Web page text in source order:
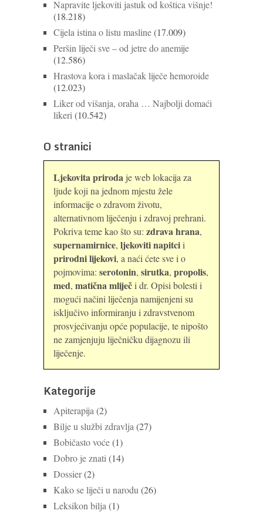
Napravite ljekoviti jastuk od koštica višnje!
(18.218)
Cijela istina o listu masline(17.009)
Peršin liječi sve – od jetre do anemije
(12.586)
Hrastova kora i maslačak liječe hemoroide
(12.023)
Liker od višanja, oraha … Najbolji domaći
likeri (10.542)
O stranici
Ljekovita priroda je web lokacija za
ljude koji na jednom mjestu žele
informacije o zdravom životu,
alternativnom liječenju i zdravoj prehrani.
Pokriva teme kao što su: zdrava hrana,
supernamirnice, ljekoviti napitcii
prirodni lijekovi, a naći ćete sve i o
pojmovima: serotonin, sirutka, propolis,
med, matična mliječi dr. Opisi bolesti i
mogući načini liječenja namijenjeni su
isključivo informiranju i zdravstvenom
prosvjećivanju opće populacije, te nipošto
ne zamjenjuju liječničku dijagnozu ili
liječenje.
Kategorije
Apiterapija (2)
Bilje u službi zdravlja (27)
Bobičasto voće(1)
Dobro je znati (14)
Dossier(2)
Kako se liječi u narodu (26)
Leksikon bilja (1)